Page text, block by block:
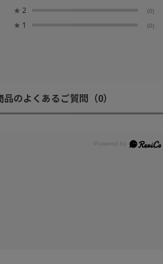
★ 2 (0)
★ 1 (0)
品のよくあるご質問 （0）